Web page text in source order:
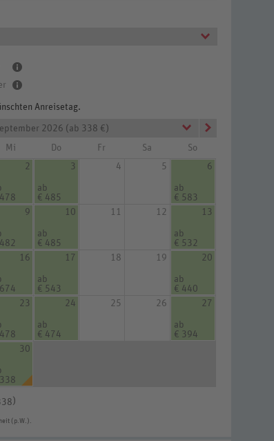
51-60 qm (Zimmercodierung OB3)
Anreisetag.
2026 (ab 338 €)
Mi Do Fr Sa
So
2 3
ab
€ 485
4 5 6
ab
€ 583
9 10
ab
€ 485
11 12 13
ab
€ 532
16 17
ab
€ 543
18 19 20
ab
€ 440
23 24
ab
€ 474
25 26 27
ab
€ 394
30
)
(p.W.).